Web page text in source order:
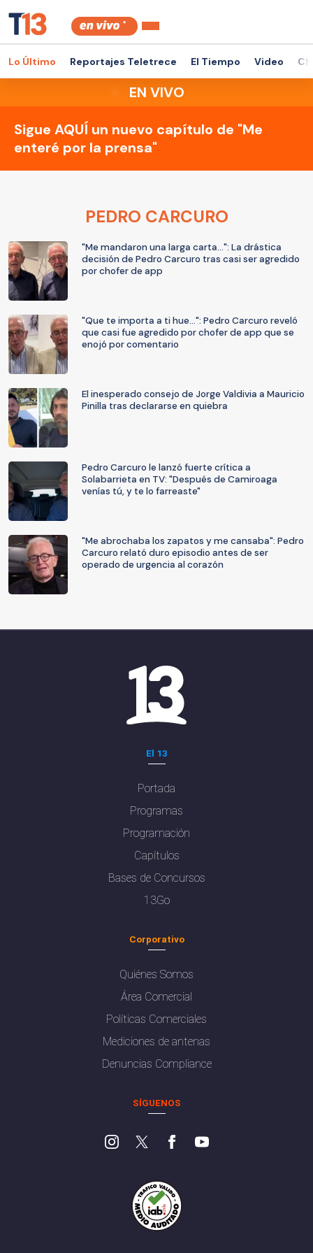
Lo Último Reportajes Teletrece El Tiempo Video
EN VIVO
Sigue AQUÍ un nuevo capítulo de "Me
enteré por la prensa"
PEDRO CARCURO
"Me mandaron una larga carta...": La drástica
decisión de Pedro Carcuro tras casi ser agredido
por chofer de app
"Que te importa a ti hue...": Pedro Carcuro reveló
que casi fue agredido por chofer de app que se
enojó por comentario
El inesperado consejo de Jorge Valdivia a Mauricio
Pinilla tras declararse en quiebra
Pedro Carcuro le lanzó fuerte crítica a
Solabarrieta en TV: "Después de Camiroaga
venías tú, y te lo farreaste"
"Me abrochaba los zapatos y me cansaba": Pedro
Carcuro relató duro episodio antes de ser
operado de urgencia al corazón
El 13
Portada
Programas
Programación
Capítulos
Bases de Concursos
13Go
Corporativo
Quiénes Somos
Área Comercial
Políticas Comerciales
Mediciones de antenas
Denuncias Compliance
SÍGUENOS